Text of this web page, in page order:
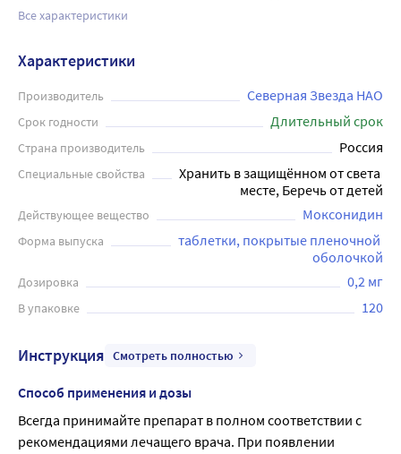
Все характеристики
Характеристики
Производитель Северная Звезда НАО
Срок годности Длительный срок
Страна производитель Россия
Специальные свойства
Хранить в защищённом от света
месте, Беречь от детей
Действующее вещество Моксонидин
Форма выпуска
таблетки, покрытые пленочной
оболочкой
Дозировка 0,2 мг
В упаковке 120
Инструкция Смотреть полностью
Способ применения и дозы
Всегда принимайте препарат в полном соответствии с
рекомендациями лечащего врача. При появлении